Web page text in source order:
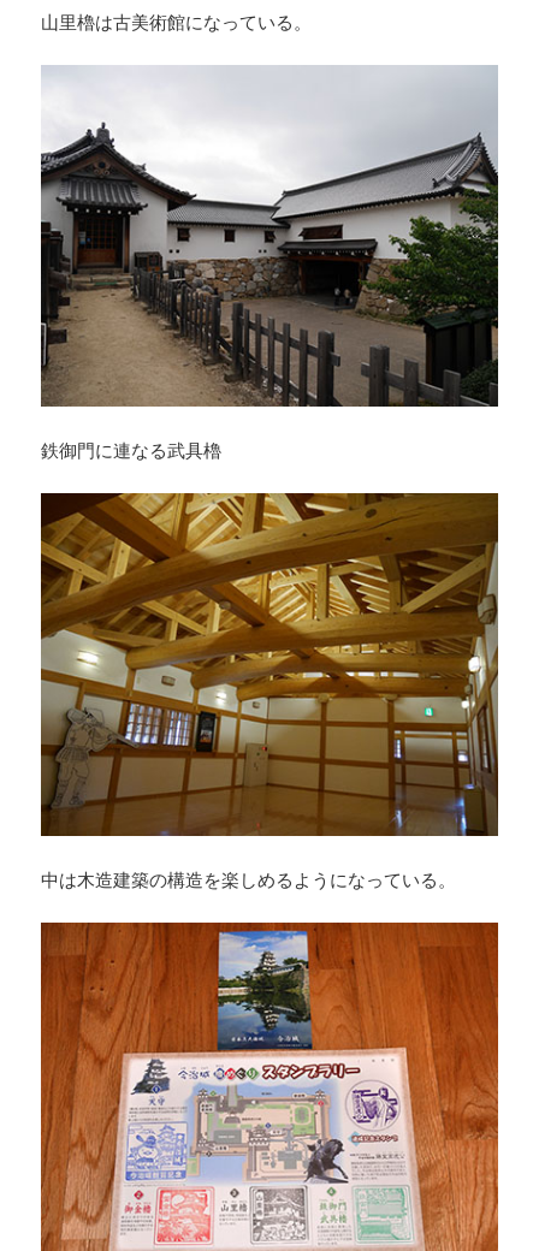
山里櫓は古美術館になっている。
鉄御門に連なる武具櫓
中は木造建築の構造を楽しめるようになっている。